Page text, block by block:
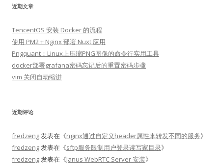
近期文章
TencentOS 安装 Docker 的流程
使用 PM2 + Nginx 部署 Nuxt 应用
Pngquant：Linux上压缩PNG图像的命令行实用工具
docker部署grafana密码忘记后的重置密码步骤
vim 关闭自动缩进
近期评论
fredzeng发表在《nginx通过自定义header属性来转发不同的服务》
fredzeng发表在《sftp服务限制用户登录读写家目录》
fredzeng发表在《Janus WebRTC Server 安装》